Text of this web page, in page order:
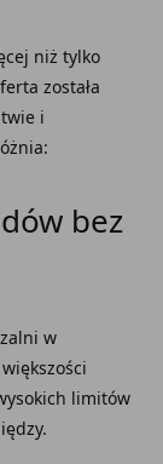
niż tylko
została
i
bez
w
limitów